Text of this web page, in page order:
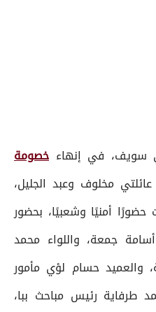
سويف، في إنهاء خصومة
مخلوف وعبد الجليل،
أمنيًا وشعبيًا، بحضور
أسامة جمعة، واللواء محمد
والعميد حسام لؤي مأمور
طرفاية رئيس مباحث ببا،